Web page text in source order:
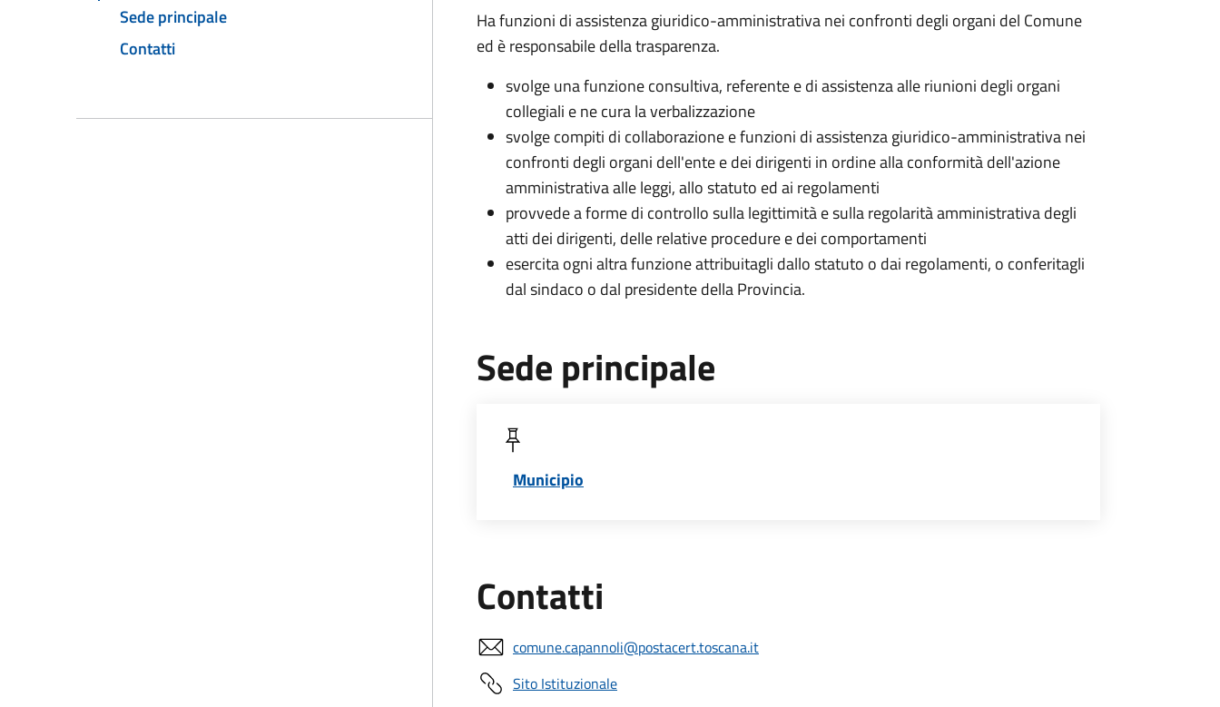
Sede principale
Contatti
Ha funzioni di assistenza giuridico-amministrativa nei confronti degli organi del Comune
ed è responsabile della trasparenza.
svolge una funzione consultiva, referente e di assistenza alle riunioni degli organi
collegiali e ne cura la verbalizzazione
svolge compiti di collaborazione e funzioni di assistenza giuridico-amministrativa nei
confronti degli organi dell'ente e dei dirigenti in ordine alla conformità dell'azione
amministrativa alle leggi, allo statuto ed ai regolamenti
provvede a forme di controllo sulla legittimità e sulla regolarità amministrativa degli
atti dei dirigenti, delle relative procedure e dei comportamenti
esercita ogni altra funzione attribuitagli dallo statuto o dai regolamenti, o conferitagli
dal sindaco o dal presidente della Provincia.
Sede principale
Municipio
Contatti
comune.capannoli@postacert.toscana.it
Sito Istituzionale